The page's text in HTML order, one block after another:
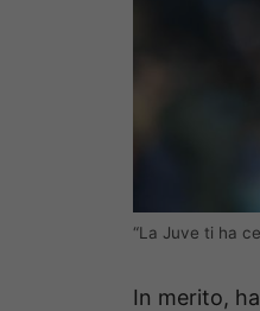
“La Juve ti ha
In merito,